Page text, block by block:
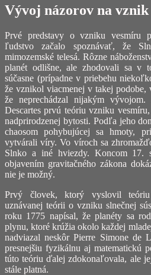
Vývoj názorov na vznik
Prvé predstavy o vzniku vesmíru
ľudstvo začalo spoznávať, že
mimozemské telesá. Rôzne
planét odlišne, ale zhodovali sa v
súčasne (prípadne v priebehu
že vznikol viacmenej v takej podobe,
že neprechádzal nijakým
Descartes prvú teóriu vzniku
nadprirodzenej bytosti. Podľa jeho
chaosom pohybujúcej sa hmoty,
vytvárali víry. Vo víroch sa
Slnko a iné hviezdy. Koncom 17.
objavením gravitačného zákona
nie je možný.
Prvý človek, ktorý vyslovil teóriu
uznávanej teórii o vzniku slnečnej
roku 1775 napísal, že planéty sa
plynu, ktoré krúžia okolo každej
nadviazal neskôr Pierre Simone de
presnejšiu fyzikálnu aj matematickú
túto teóriu ďalej zdokonaľovala, ale
stále platná.